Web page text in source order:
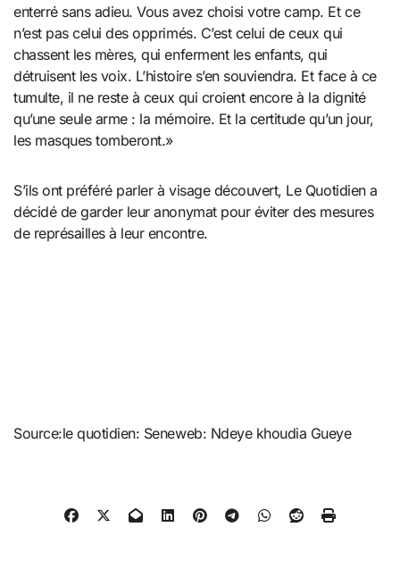
enterré sans adieu. Vous avez choisi votre camp. Et ce
n’est pas celui des opprimés. C’est celui de ceux qui
chassent les mères, qui enferment les enfants, qui
détruisent les voix. L’histoire s’en souviendra. Et face à ce
tumulte, il ne reste à ceux qui croient encore à la dignité
qu’une seule arme : la mémoire. Et la certitude qu’un jour,
les masques tomberont.»
S’ils ont préféré parler à visage découvert, Le Quotidien a
décidé de garder leur anonymat pour éviter des mesures
de représailles à leur encontre.
Source:le quotidien: Seneweb: Ndeye khoudia Gueye